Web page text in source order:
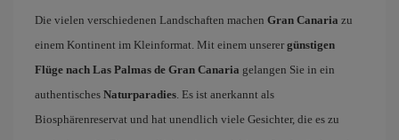
Die vielen verschiedenen Landschaften machen Gran Canaria zu
einem Kontinent im Kleinformat. Mit einem unserer günstigen
Flüge nach Las Palmas de Gran Canaria gelangen Sie in ein
authentisches Naturparadies. Es ist anerkannt als
Biosphärenreservat und hat unendlich viele Gesichter, die es zu